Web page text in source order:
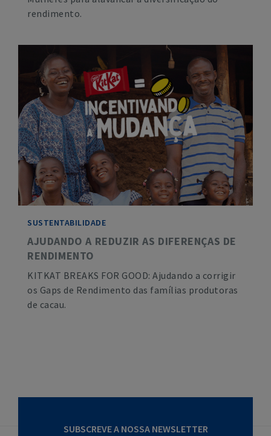
rendimento.
SUSTENTABILIDADE
AJUDANDO A REDUZIR AS DIFERENÇAS DE
RENDIMENTO
KITKAT BREAKS FOR GOOD: Ajudando a corrigir
os Gaps de Rendimento das famílias produtoras
de cacau.
SUBSCREVE A NOSSA NEWSLETTER